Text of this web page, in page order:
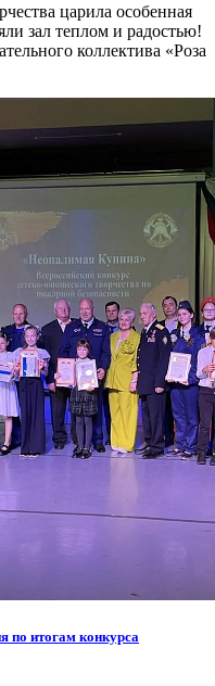
царила особенная
зал теплом и радостью!
коллектива «Роза
по итогам конкурса